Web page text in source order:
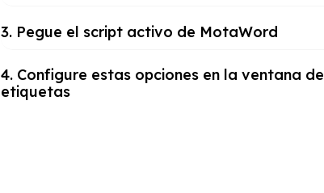
3. Pegue el script activo de MotaWord
4. Configure estas opciones en la ventana de
etiquetas